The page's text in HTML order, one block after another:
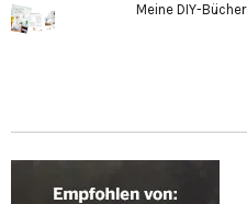
Meine DIY-Bücher